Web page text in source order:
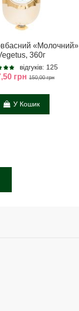
«Молочний»
360г
відгуків: 125
грн 150,00 грн
У Кошик